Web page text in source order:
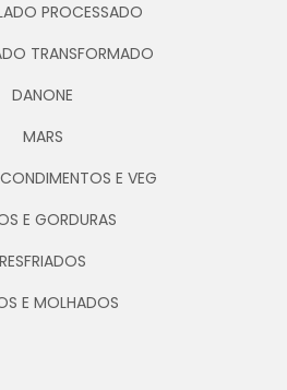
PROCESSADO
TRANSFORMADO
DANONE
MARS
E VEG
E GORDURAS
RESFRIADOS
E MOLHADOS